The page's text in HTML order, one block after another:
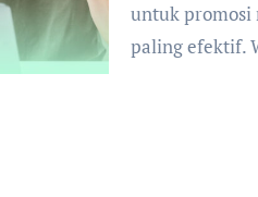
untuk promosi
paling efektif.